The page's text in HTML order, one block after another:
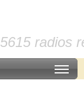
5615 radios